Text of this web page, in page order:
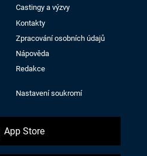
Castingy a výzvy
Kontakty
Zpracování osobních údajů
Nápověda
Redakce
Nastavení soukromí
App Store